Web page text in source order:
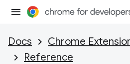
Docs Chrome
Reference